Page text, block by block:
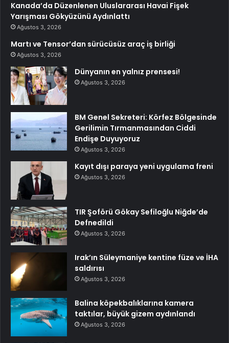
Kanada’da Düzenlenen Uluslararası Havai Fişek
Yarışması Gökyüzünü Aydınlattı
Ağustos 3, 2026
Martı ve Tensor’dan sürücüsüz araç iş birliği
Ağustos 3, 2026
Dünyanın en yalnız prensesi!
Ağustos 3, 2026
BM Genel Sekreteri: Körfez Bölgesinde
Gerilimin Tırmanmasından Ciddi
Endişe Duyuyoruz
Ağustos 3, 2026
Kayıt dışı paraya yeni uygulama freni
Ağustos 3, 2026
TIR Şoförü Gökay Sefiloğlu Niğde’de
Defnedildi
Ağustos 3, 2026
Irak’ın Süleymaniye kentine füze ve İHA
saldırısı
Ağustos 3, 2026
Balina köpekbalıklarına kamera
taktılar, büyük gizem aydınlandı
Ağustos 3, 2026